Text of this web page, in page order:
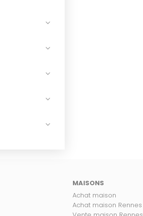
MAISONS
Achat maison
Achat maison Rennes